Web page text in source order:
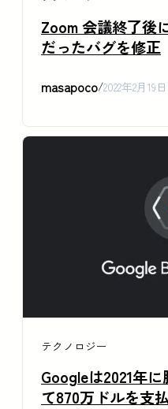
Zoom 会議終了後
だったバグを修正
masapoco/2022年2月19
テクノロジー
Googleは2021年
て870万ドルを支